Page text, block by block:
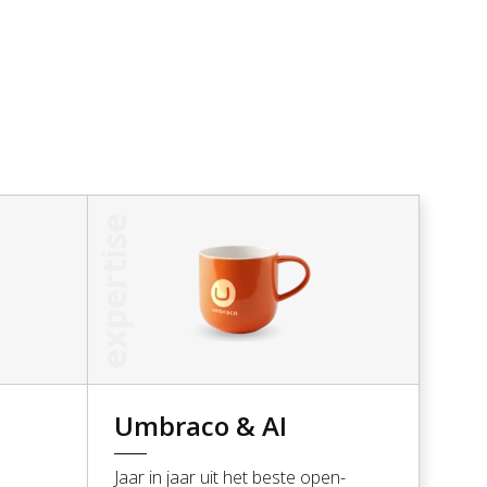
Umbraco & AI
Jaar in jaar uit het beste open-